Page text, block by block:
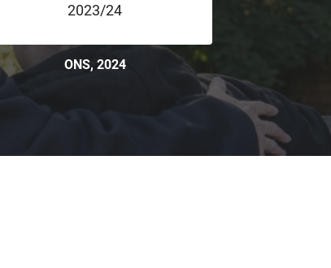
2023/24
ONS, 2024